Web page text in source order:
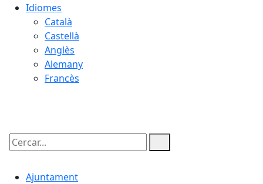
Idiomes
Català
Castellà
Anglès
Alemany
Francès
Cercar:
Ajuntament